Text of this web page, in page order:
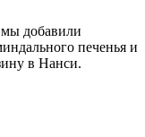
добавили
печенья и
в Нанси.